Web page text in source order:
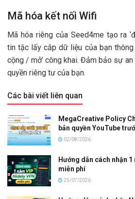
Mã hóa kết nối Wifi
Mã hóa riêng của Seed4me tạo ra
tin tặc lấy cắp dữ liệu của bạn thông
cộng / mở’ công khai. Đảm bảo sự
quyền riêng tư của bạn.
Các bài viết liên quan
MegaCreative Policy
bản quyền YouTube
02/08/2026
Hướng dẫn cách nhận 1
miễn phí
25/07/2026